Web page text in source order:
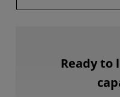
Ready to